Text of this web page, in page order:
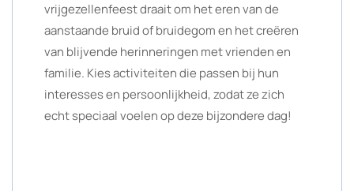
vrijgezellenfeest draait om het eren van de
aanstaande bruid of bruidegom en het creëren
van blijvende herinneringen met vrienden en
familie. Kies activiteiten die passen bij hun
interesses en persoonlijkheid, zodat ze zich
echt speciaal voelen op deze bijzondere dag!